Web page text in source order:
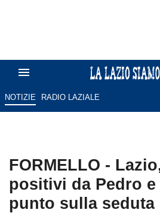
NOTIZIE RADIO LAZIALE
FORMELLO -
positivi da Pedro
punto sulla seduta